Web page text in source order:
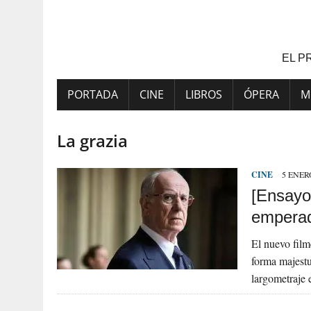
EL
PORTADA CINE LIBROS ÓPERA
La grazia
CINE 5
El nuevo
forma
largometraje